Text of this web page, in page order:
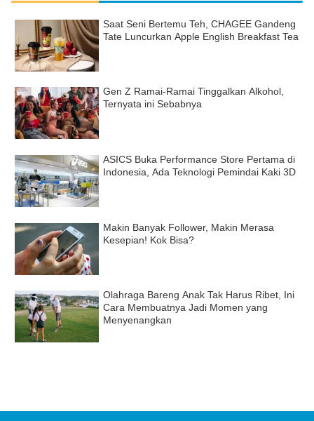
Saat Seni Bertemu Teh, CHAGEE Gandeng
Tate Luncurkan Apple English Breakfast Tea
Gen Z Ramai-Ramai Tinggalkan Alkohol,
Ternyata ini Sebabnya
ASICS Buka Performance Store Pertama di
Indonesia, Ada Teknologi Pemindai Kaki 3D
Makin Banyak Follower, Makin Merasa
Kesepian! Kok Bisa?
Olahraga Bareng Anak Tak Harus Ribet, Ini
Cara Membuatnya Jadi Momen yang
Menyenangkan